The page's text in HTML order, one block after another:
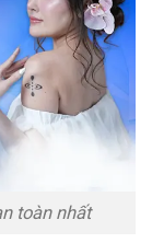
toàn nhất